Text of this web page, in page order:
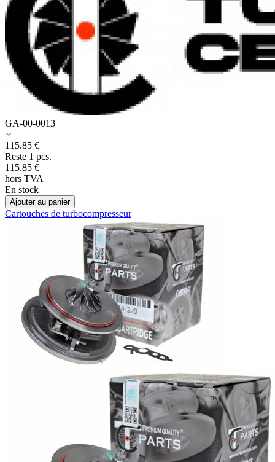
GA-00-0013
115.85 €
Reste 1 pcs.
115.85 €
hors TVA
En stock
Ajouter au panier
Cartouches de turbocompresseur